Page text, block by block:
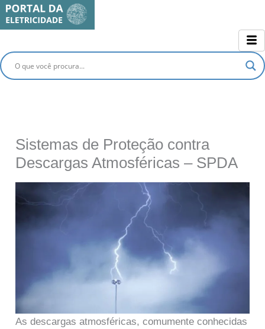
para
conteúdo
Sistemas de Proteção contra
Descargas Atmosféricas – SPDA
As descargas atmosféricas, comumente conhecidas